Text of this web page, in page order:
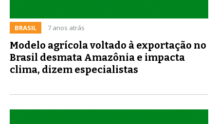
BRASIL 7 anos atrás
Modelo agrícola voltado à exportação no
Brasil desmata Amazônia e impacta
clima, dizem especialistas